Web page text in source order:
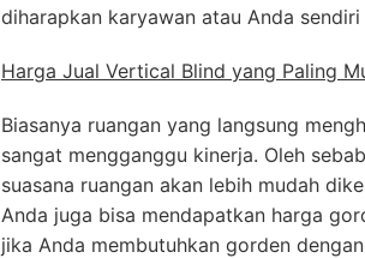
diharapkan karyawan atau Anda
Harga Jual Vertical Blind yang Paling
Biasanya ruangan yang langsung
sangat mengganggu kinerja. Oleh
suasana ruangan akan lebih mudah
Anda juga bisa mendapatkan harga
jika Anda membutuhkan gorden